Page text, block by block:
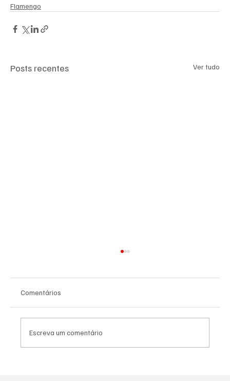
Flamengo
Posts recentes Ver tudo
Comentários
Escreva um comentário